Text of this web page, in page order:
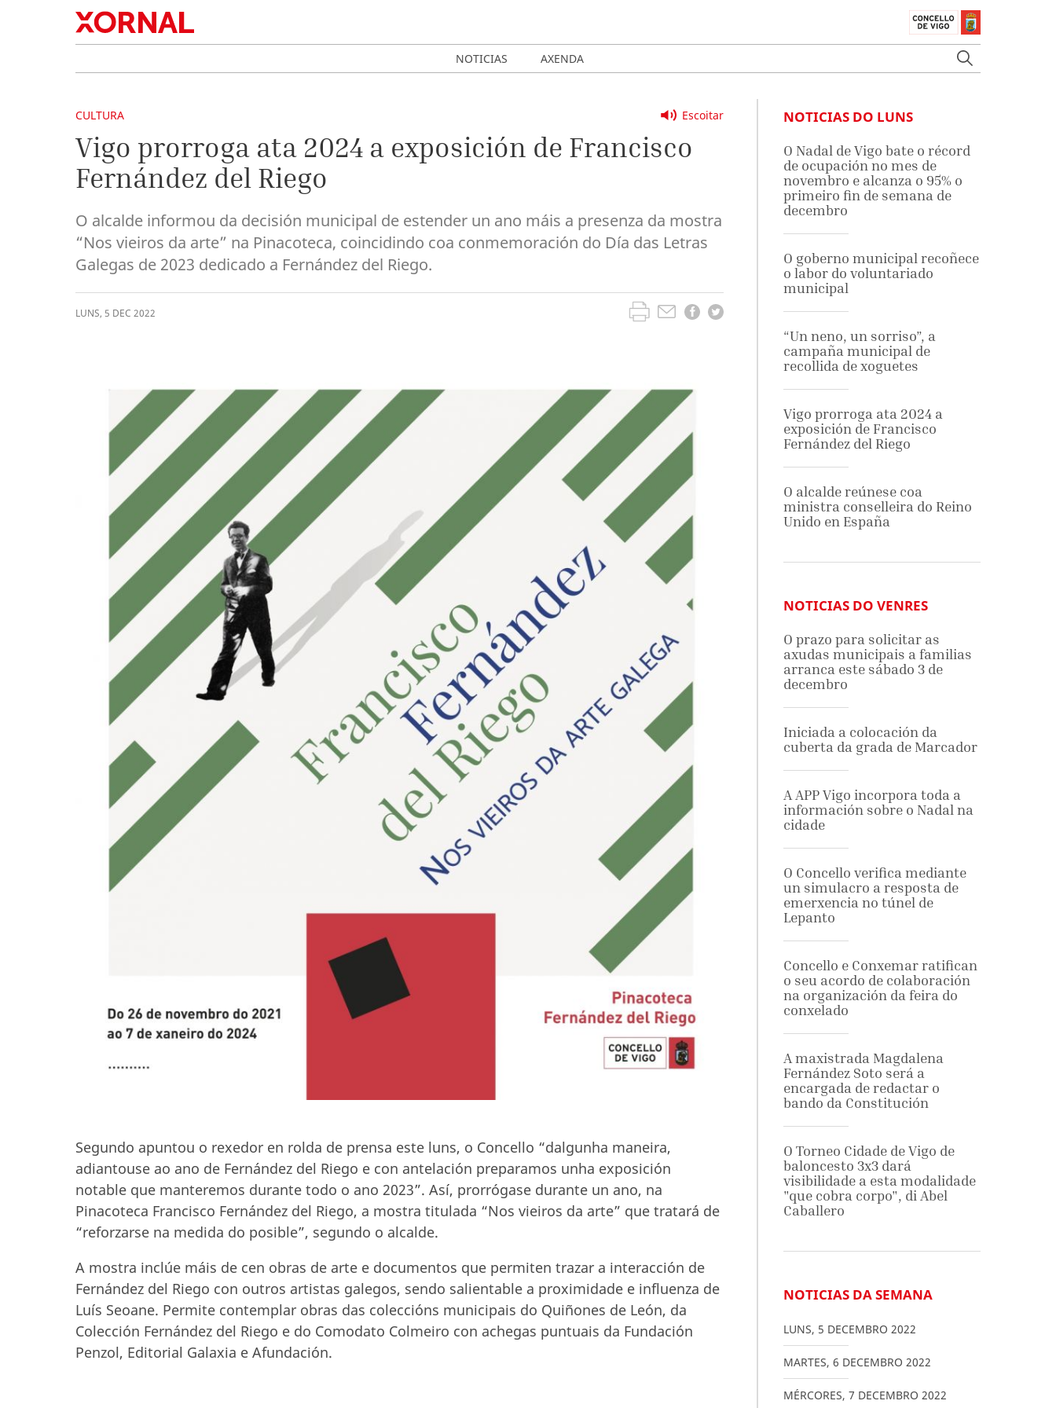
NOTICIAS AXENDA
Escoitar
CULTURA
Vigo prorroga ata 2024 a exposición de Francisco
Fernández del Riego
O alcalde informou da decisión municipal de estender un ano máis a presenza da mostra
“Nos vieiros da arte” na Pinacoteca, coincidindo coa conmemoración do Día das Letras
Galegas de 2023 dedicado a Fernández del Riego.
LUNS, 5 DEC 2022
Segundo apuntou o rexedor en rolda de prensa este luns, o Concello “dalgunha maneira,
adiantouse ao ano de Fernández del Riego e con antelación preparamos unha exposición
notable que manteremos durante todo o ano 2023”. Así, prorrógase durante un ano, na
Pinacoteca Francisco Fernández del Riego, a mostra titulada “Nos vieiros da arte” que tratará de
“reforzarse na medida do posible”, segundo o alcalde.
A mostra inclúe máis de cen obras de arte e documentos que permiten trazar a interacción de
Fernández del Riego con outros artistas galegos, sendo salientable a proximidade e influenza de
Luís Seoane. Permite contemplar obras das coleccións municipais do Quiñones de León, da
Colección Fernández del Riego e do Comodato Colmeiro con achegas puntuais da Fundación
Penzol, Editorial Galaxia e Afundación.
NOTICIAS DO LUNS
O Nadal de Vigo bate o récord
de ocupación no mes de
novembro e alcanza o 95% o
primeiro fin de semana de
decembro
O goberno municipal recoñece
o labor do voluntariado
municipal
“Un neno, un sorriso”, a
campaña municipal de
recollida de xoguetes
Vigo prorroga ata 2024 a
exposición de Francisco
Fernández del Riego
O alcalde reúnese coa
ministra conselleira do Reino
Unido en España
NOTICIAS DO VENRES
O prazo para solicitar as
axudas municipais a familias
arranca este sábado 3 de
decembro
Iniciada a colocación da
cuberta da grada de Marcador
A APP Vigo incorpora toda a
información sobre o Nadal na
cidade
O Concello verifica mediante
un simulacro a resposta de
emerxencia no túnel de
Lepanto
Concello e Conxemar ratifican
o seu acordo de colaboración
na organización da feira do
conxelado
A maxistrada Magdalena
Fernández Soto será a
encargada de redactar o
bando da Constitución
O Torneo Cidade de Vigo de
baloncesto 3x3 dará
visibilidade a esta modalidade
"que cobra corpo", di Abel
Caballero
NOTICIAS DA SEMANA
LUNS, 5 DECEMBRO 2022
MARTES, 6 DECEMBRO 2022
MÉRCORES, 7 DECEMBRO 2022